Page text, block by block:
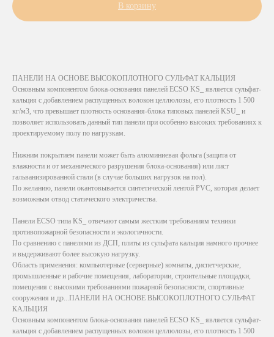
В корзину
ПАНЕЛИ НА ОСНОВЕ ВЫСОКОПЛОТНОГО СУЛЬФАТ КАЛЬЦИЯ
Основным компонентом блока-основания панелей ECSO KS_ является сульфат-
кальция с добавлением распущенных волокон целлюлозы, его плотность 1 500
кг/м3, что превышает плотность основания-блока типовых панелей KSU_ и
позволяет использовать данный тип панели при особенно высоких требованиях к
проектируемому полу по нагрузкам.
Нижним покрытием панели может быть алюминиевая фольга (защита от
влажности и от механического разрушения блока-основания) или лист
гальванизированной стали (в случае больших нагрузок на пол).
По желанию, панели окантовывается синтетической лентой PVC, которая делает
возможным отвод статического электричества.
Панели ECSO типа KS_ отвечают самым жестким требованиям техники
противопожарной безопасности и экологичности.
По сравнению с панелями из ДСП, плиты из сульфата кальция намного прочнее
и выдерживают более высокую нагрузку.
Область применения: компьютерные (серверные) комнаты, диспетчерские,
промышленные и рабочие помещения, лаборатории, строительные площадки,
помещения с высокими требованиями пожарной безопасности, спортивные
сооружения и др...ПАНЕЛИ НА ОСНОВЕ ВЫСОКОПЛОТНОГО СУЛЬФАТ
КАЛЬЦИЯ
Основным компонентом блока-основания панелей ECSO KS_ является сульфат-
кальция с добавлением распущенных волокон целлюлозы, его плотность 1 500